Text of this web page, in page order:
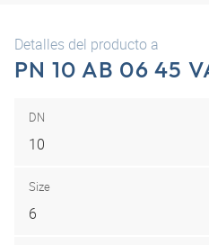
Detalles del producto a
PN 10 AB 06 45
DN
10
Size
6